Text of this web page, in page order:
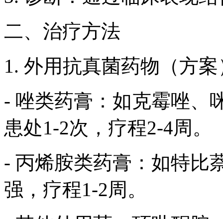
二、治疗方法
1. 外用抗真菌药物（方
- 唑类药膏：如克霉唑、
患处1-2次，疗程2-4周。
- 丙烯胺类药膏：如特比
强，疗程1-2周。